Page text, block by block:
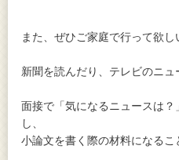
また、ぜひご家庭で行って欲し
新聞を読んだり、テレビのニュ
面接で「気になるニュースは
し、
小論文を書く際の材料になるこ